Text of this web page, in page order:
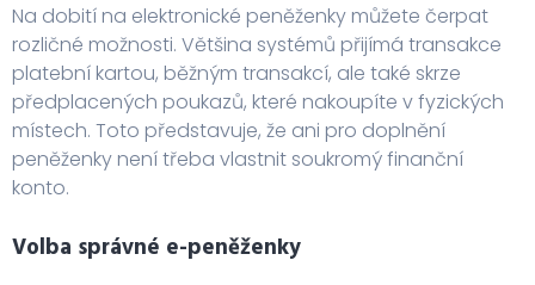
Na dobití na elektronické peněženky můžete čerpat
rozličné možnosti. Většina systémů přijímá transakce
platební kartou, běžným transakcí, ale také skrze
předplacených poukazů, které nakoupíte v fyzických
místech. Toto představuje, že ani pro doplnění
peněženky není třeba vlastnit soukromý finanční
konto.
Volba správné e-peněženky